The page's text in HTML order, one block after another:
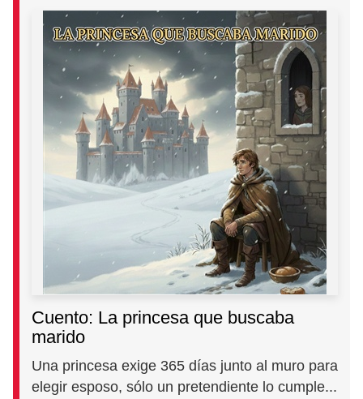
Cuento: La princesa que buscaba
marido
Una princesa exige 365 días junto al muro para
elegir esposo, sólo un pretendiente lo cumple...